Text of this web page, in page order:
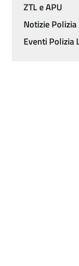
ZTL e APU
Notizie
Eventi Polizia